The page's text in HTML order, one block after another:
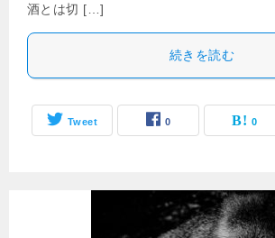
酒とは切 […]
続きを読む
Tweet 0 0